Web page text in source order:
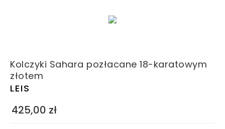
Kolczyki Sahara pozłacane 18-karatowym
złotem
LEIS
425,00 zł